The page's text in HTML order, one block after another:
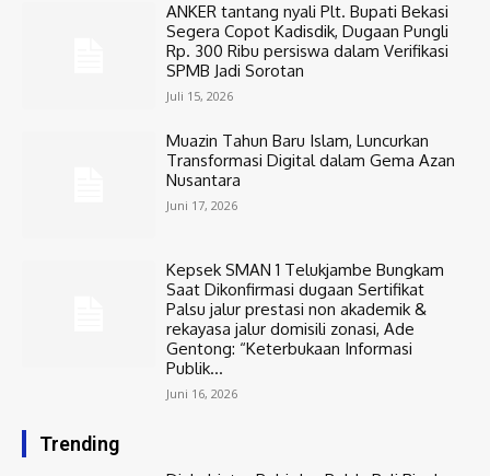
ANKER tantang nyali Plt. Bupati Bekasi
Segera Copot Kadisdik, Dugaan Pungli
Rp. 300 Ribu persiswa dalam Verifikasi
SPMB Jadi Sorotan
Juli 15, 2026
Muazin Tahun Baru Islam, Luncurkan
Transformasi Digital dalam Gema Azan
Nusantara
Juni 17, 2026
Kepsek SMAN 1 Telukjambe Bungkam
Saat Dikonfirmasi dugaan Sertifikat
Palsu jalur prestasi non akademik &
rekayasa jalur domisili zonasi, Ade
Gentong: “Keterbukaan Informasi
Publik...
Juni 16, 2026
Trending